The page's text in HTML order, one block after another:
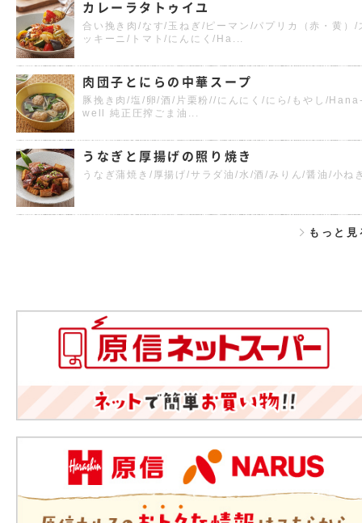
カレーラタトゥイユ
合い挽き肉/なす/玉ねぎ/ピーマン/パプリカ（赤・黄）/
ッキーニ/トマト/にんにく/Ha...
肉団子とにらの中華スープ
豚挽き肉/塩/卵/酒/片栗粉//にんにく/にら/もやし/
well 純正圧搾ごま油...
うなぎと厚揚げの照り焼き
うなぎ蒲焼き/厚揚げ/サラダ油/水/酒/みりん/醤油/小ね
もっと見